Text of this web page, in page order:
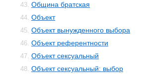
43. Община братская
44. Объект
45. Объект вынужденного выбора
46. Объект референтности
47. Объект сексуальный
48. Объект сексуальный: выбор